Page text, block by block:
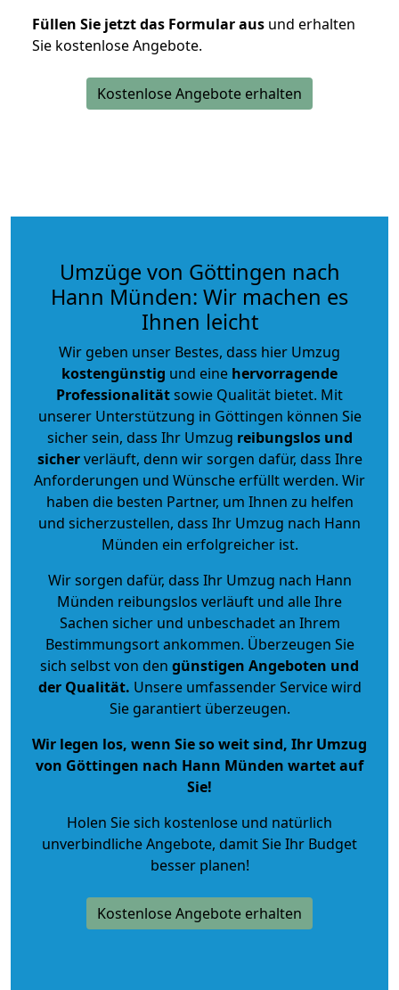
Füllen Sie jetzt das Formular aus und erhalten
Sie kostenlose Angebote.
Kostenlose Angebote erhalten
Umzüge von Göttingen nach
Hann Münden: Wir machen es
Ihnen leicht
Wir geben unser Bestes, dass hier Umzug
kostengünstig und eine hervorragende
Professionalitätsowie Qualität bietet. Mit
unserer Unterstützung in Göttingen können Sie
sicher sein, dass Ihr Umzug reibungslos und
sicherverläuft, denn wir sorgen dafür, dass Ihre
Anforderungen und Wünsche erfüllt werden. Wir
haben die besten Partner, um Ihnen zu helfen
und sicherzustellen, dass Ihr Umzug nach Hann
Münden ein erfolgreicher ist.
Wir sorgen dafür, dass Ihr Umzug nach Hann
Münden reibungslos verläuft und alle Ihre
Sachen sicher und unbeschadet an Ihrem
Bestimmungsort ankommen. Überzeugen Sie
sich selbst von den günstigen Angeboten und
der Qualität. Unsere umfassender Service wird
Sie garantiert überzeugen.
Wir legen los, wenn Sie so weit sind, Ihr Umzug
von Göttingen nach Hann Münden wartet auf
Sie!
Holen Sie sich kostenlose und natürlich
unverbindliche Angebote, damit Sie Ihr Budget
besser planen!
Kostenlose Angebote erhalten